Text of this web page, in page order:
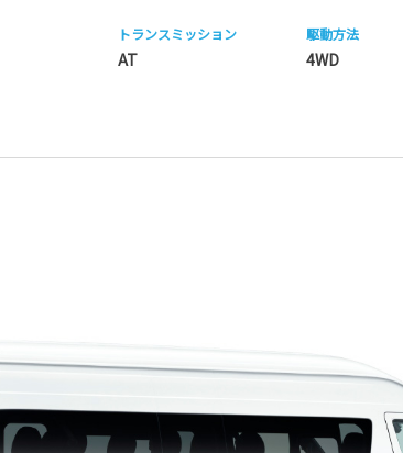
トランスミッション
AT
駆動方法
4WD